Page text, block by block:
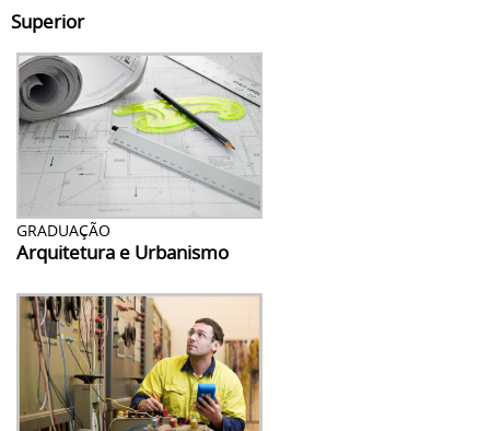
Superior
GRADUAÇÃO
Arquitetura e Urbanismo